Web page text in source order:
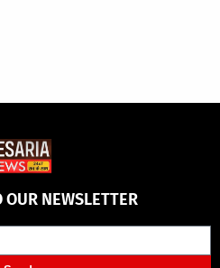
OUR NEWSLETTER